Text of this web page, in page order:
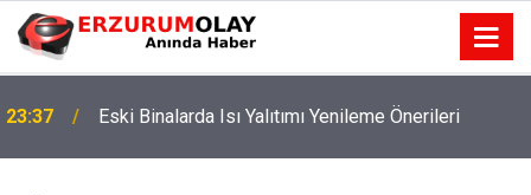
23:37 Eski Binalarda Isı Yalıtımı Yenileme Önerileri